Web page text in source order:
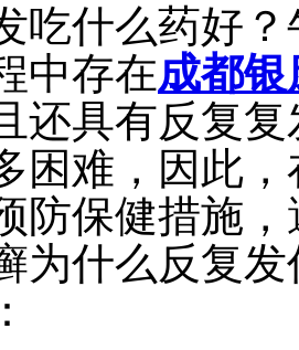
吃什么药好
中存在成都
还具有反复
困难，因此
防保健措施
为什么反复